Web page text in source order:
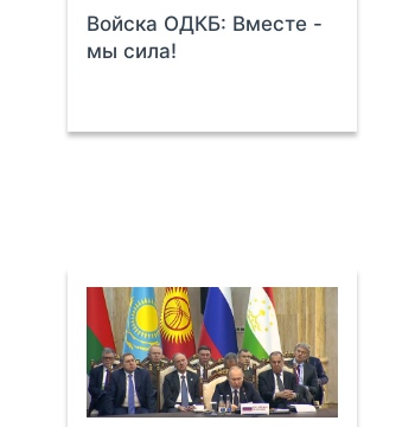
Войска ОДКБ: Вместе -
мы сила!